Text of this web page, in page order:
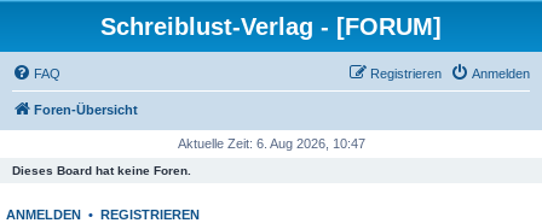
Schreiblust-Verlag - [FORUM]
FAQ Anmelden
Registrieren
Foren-Übersicht
Aktuelle Zeit: 6. Aug 2026, 10:47
Dieses Board hat keine Foren.
ANMELDEN • REGISTRIEREN